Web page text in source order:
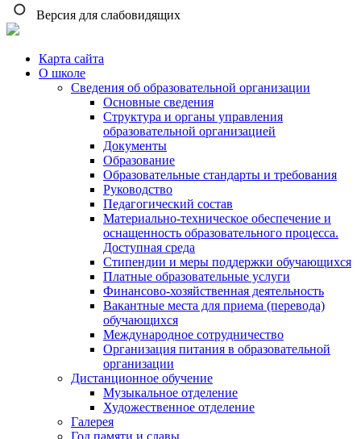
Версия для слабовидящих
Карта сайта
О школе
Сведения об образовательной организации
Основные сведения
Структура и органы управления
образовательной организацией
Документы
Образование
Образовательные стандарты и требования
Руководство
Педагогический состав
Материально-техническое обеспечение и
оснащенность образовательного процесса.
Доступная среда
Стипендии и меры поддержки обучающихся
Платные образовательные услуги
Финансово-хозяйственная деятельность
Вакантные места для приема (перевода)
обучающихся
Международное сотрудничество
Организация питания в образовательной
организации
Дистанционное обучение
Музыкальное отделение
Художественное отделение
Галерея
Год памяти и славы